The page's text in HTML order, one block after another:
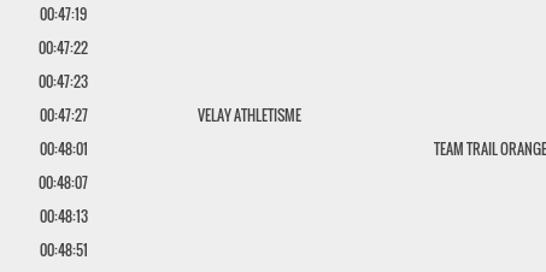
00:47:19
00:47:22
00:47:23
00:47:27
VELAY ATHLETISME
00:48:01
TEAM TRAIL
00:48:07
00:48:13
00:48:51